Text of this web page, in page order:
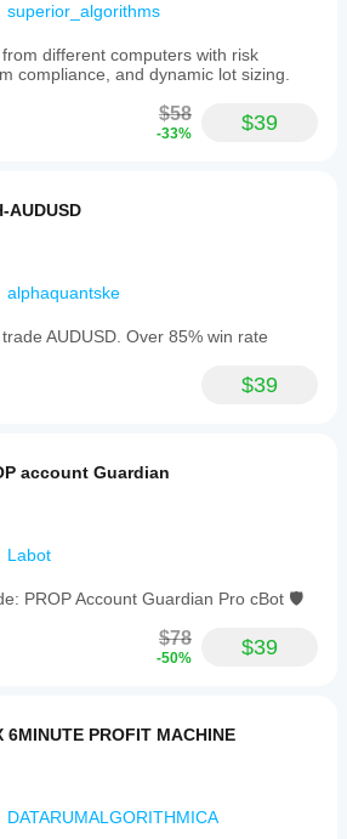
superior_algorithms
different computers with risk
compliance, and dynamic lot sizing.
$58
-33% $39
AUDUSD
alphaquantske
AUDUSD. Over 85% win rate
$39
account Guardian
Labot
PROP Account Guardian Pro cBot 🛡️
$78
-50% $39
6MINUTE PROFIT MACHINE
DATARUMALGORITHMICA